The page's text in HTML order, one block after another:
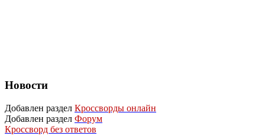
Новости
Добавлен раздел Кроссворды онлайн
Добавлен раздел Форум
Кроссворд без ответов